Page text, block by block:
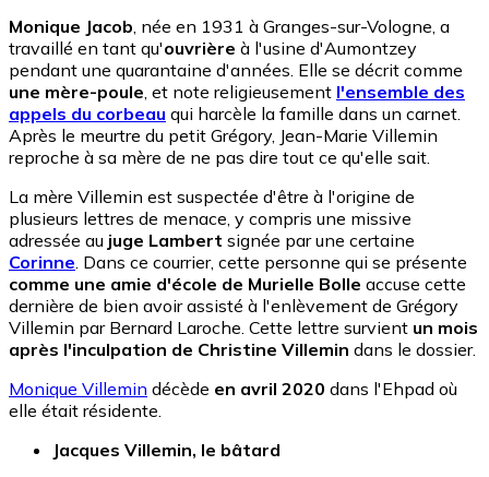
Monique Jacob, née en 1931 à Granges-sur-Vologne, a
travaillé en tant qu'ouvrière à l'usine d'Aumontzey
pendant une quarantaine d'années. Elle se décrit comme
une mère-poule, et note religieusement l'ensemble des
appels du corbeau qui harcèle la famille dans un carnet.
Après le meurtre du petit Grégory, Jean-Marie Villemin
reproche à sa mère de ne pas dire tout ce qu'elle sait.
La mère Villemin est suspectée d'être à l'origine de
plusieurs lettres de menace, y compris une missive
adressée au juge Lambert signée par une certaine
Corinne. Dans ce courrier, cette personne qui se présente
comme une amie d'école de Murielle Bolle accuse cette
dernière de bien avoir assisté à l'enlèvement de Grégory
Villemin par Bernard Laroche. Cette lettre survient un mois
après l'inculpation de Christine Villemin dans le dossier.
Monique Villemin décède en avril 2020 dans l'Ehpad où
elle était résidente.
Jacques Villemin, le bâtard